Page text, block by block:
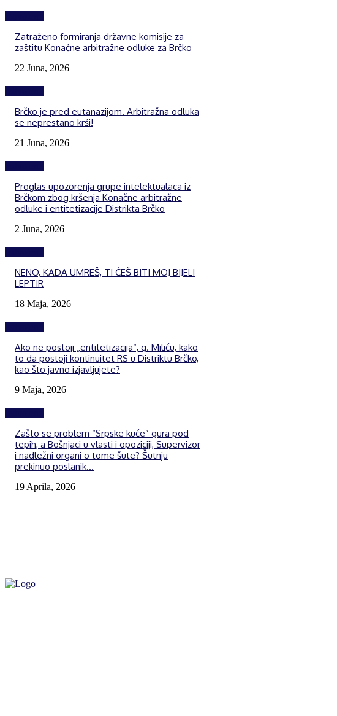
Zatraženo formiranja državne komisije za
zaštitu Konačne arbitražne odluke za Brčko
22 Juna, 2026
Brčko je pred eutanazijom. Arbitražna odluka
se neprestano krši!
21 Juna, 2026
Proglas upozorenja grupe intelektualaca iz
Brčkom zbog kršenja Konačne arbitražne
odluke i entitetizacije Distrikta Brčko
2 Juna, 2026
NENO, KADA UMREŠ, TI ĆEŠ BITI MOJ BIJELI
LEPTIR
18 Maja, 2026
Ako ne postoji „entitetizacija“, g. Miliću, kako
to da postoji kontinuitet RS u Distriktu Brčko,
kao što javno izjavljujete?
9 Maja, 2026
Zašto se problem “Srpske kuće” gura pod
tepih, a Bošnjaci u vlasti i opoziciji, Supervizor
i nadležni organi o tome šute? Šutnju
prekinuo poslanik...
19 Aprila, 2026